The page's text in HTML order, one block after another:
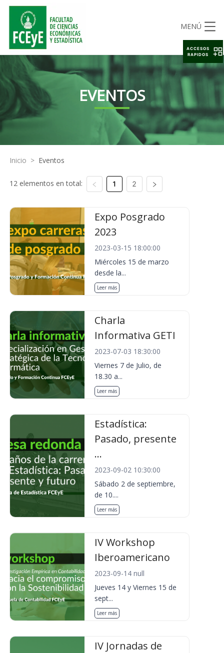
MENÚ
EVENTOS
Inicio > Eventos
12 elementos en total: 1 2
Expo Posgrado
2023
2023-03-15 18:00:00
Miércoles 15 de marzo
desde la...
Leer más
Charla
Informativa GETI
2023-07-03 18:30:00
Viernes 7 de Julio, de
18.30 a...
Leer más
Estadística:
Pasado, presente
...
2023-09-02 10:30:00
Sábado 2 de septiembre,
de 10....
Leer más
IV Workshop
Iberoamericano
2023-09-14 null
Jueves 14 y Viernes 15 de
sept...
Leer más
IV Jornadas de
ACCESOS
RAPIDOS